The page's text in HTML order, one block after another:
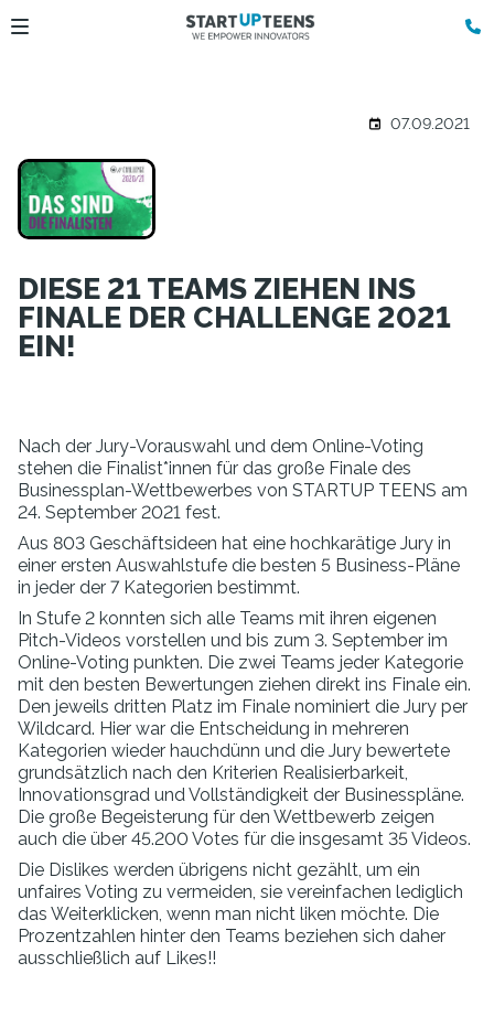
07.09.2021
DIESE 21 TEAMS ZIEHEN INS
FINALE DER CHALLENGE 2021
EIN!
Nach der Jury-Vorauswahl und dem Online-Voting
stehen die Finalist*innen für das große Finale des
Businessplan-Wettbewerbes von STARTUP TEENS am
24. September 2021 fest.
Aus 803 Geschäftsideen hat eine hochkarätige Jury in
einer ersten Auswahlstufe die besten 5 Business-Pläne
in jeder der 7 Kategorien bestimmt.
In Stufe 2 konnten sich alle Teams mit ihren eigenen
Pitch-Videos vorstellen und bis zum 3. September im
Online-Voting punkten. Die zwei Teams jeder Kategorie
mit den besten Bewertungen ziehen direkt ins Finale ein.
Den jeweils dritten Platz im Finale nominiert die Jury per
Wildcard. Hier war die Entscheidung in mehreren
Kategorien wieder hauchdünn und die Jury bewertete
grundsätzlich nach den Kriterien Realisierbarkeit,
Innovationsgrad und Vollständigkeit der Businesspläne.
Die große Begeisterung für den Wettbewerb zeigen
auch die über 45.200 Votes für die insgesamt 35 Videos.
Die Dislikes werden übrigens nicht gezählt, um ein
unfaires Voting zu vermeiden, sie vereinfachen lediglich
das Weiterklicken, wenn man nicht liken möchte. Die
Prozentzahlen hinter den Teams beziehen sich daher
ausschließlich auf Likes!!